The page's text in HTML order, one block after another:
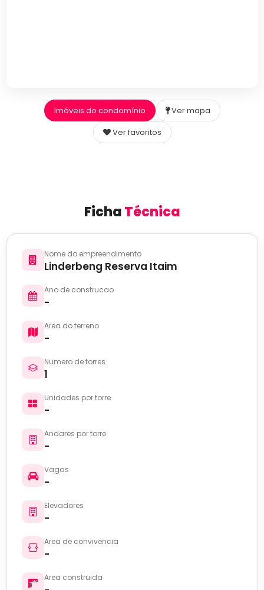
Imóveis do condomínio
Ver mapa
Ver favoritos
FichaTécnica
Nome do empreendimento
Linderbeng Reserva Itaim
Ano de construcao
-
Area do terreno
-
Numero de torres
1
Unidades por torre
-
Andares por torre
-
Vagas
-
Elevadores
-
Area de convivencia
-
Area construida